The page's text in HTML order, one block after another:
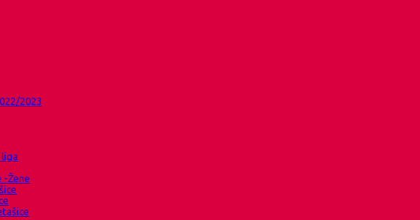
2023
-Žene